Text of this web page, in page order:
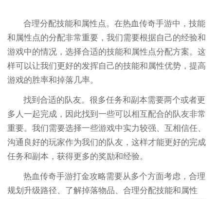
合理分配技能和属性点。在热血传奇手游中，技能
和属性点的分配非常重要，我们需要根据自己的经验和
游戏中的情况，选择合适的技能和属性点分配方案。这
样可以让我们更好的发挥自己的技能和属性优势，提高
游戏的胜率和掉落几率。
找到合适的队友。很多任务和副本需要两个或者更
多人一起完成，因此找到一些可以相互配合的队友非常
重要。我们需要选择一些游戏中实力较强、互相信任、
沟通良好的玩家作为我们的队友，这样才能更好的完成
任务和副本，获得更多的奖励和经验。
热血传奇手游打金攻略需要从多个方面考虑，合理
规划升级路径、了解掉落物品、合理分配技能和属性